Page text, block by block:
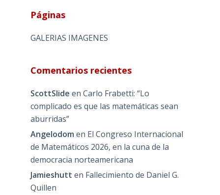
Páginas
GALERIAS IMAGENES
Comentarios recientes
ScottSlide en Carlo Frabetti: “Lo
complicado es que las matemáticas sean
aburridas”
Angelodom en El Congreso Internacional
de Matemáticos 2026, en la cuna de la
democracia norteamericana
Jamieshutt en Fallecimiento de Daniel G.
Quillen